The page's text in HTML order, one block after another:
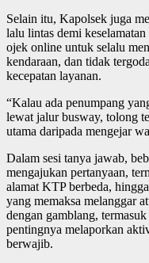
Selain itu, Kapolsek juga
lalu lintas demi
ojek online untuk selalu
kendaraan, dan tidak
kecepatan layanan.
“Kalau ada penumpang
lewat jalur busway, tolong
utama daripada mengejar
Dalam sesi tanya jawab,
mengajukan pertanyaan,
alamat KTP berbeda,
yang memaksa melanggar
dengan gamblang,
pentingnya melaporkan
berwajib.